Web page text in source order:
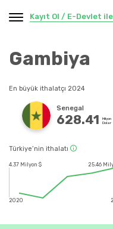
Kayıt Ol / E-Devlet
Gambiya
En büyük ithalatçı 2024
Senegal
628.41
Milyon
Dolar
Türkiye’nin ithalatı
4.37 Milyon $
2020
25.46